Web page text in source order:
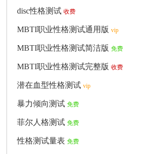
disc性格测试 收费
MBTI职业性格测试通用版 vip
MBTI职业性格测试简洁版 免费
MBTI职业性格测试完整版 收费
潜在血型性格测试 vip
暴力倾向测试 免费
菲尔人格测试 免费
性格测试量表 免费